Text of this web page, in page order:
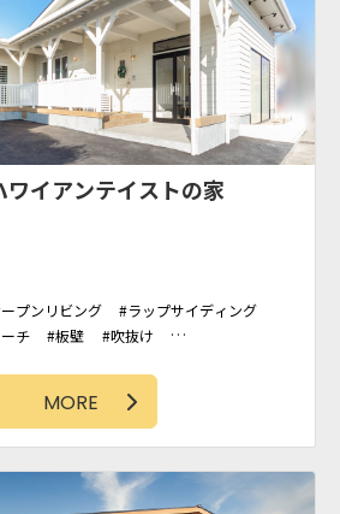
ワイアンテイストの家
プンリビング
ラップサイディング
チ 板壁
吹抜け
MORE